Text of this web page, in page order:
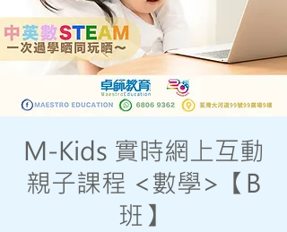
M-Kids 實時網上互動
親子課程 <數學>【B
班】